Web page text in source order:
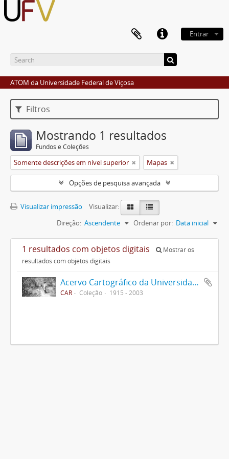
Entrar
ATOM da Universidade Federal de Viçosa
Filtros
Mostrando 1 resultados
Fundos e Coleções
Somente descrições em nível superior Mapas
Opções de pesquisa avançada
Visualizar impressão
Visualizar:
Ordenar por: Data inicial
Direção: Ascendente
1 resultados com objetos digitais
Mostrar os
resultados com objetos digitais
Acervo Cartográfico da Universidade Federal de Viçosa
CAR Coleção 1915 - 2003